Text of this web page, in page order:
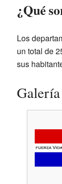
¿Qué
Los
un total de
sus